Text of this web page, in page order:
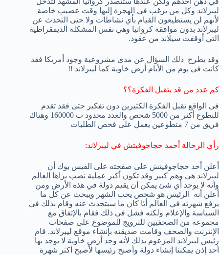
ليبرلاند وكل من يرغب في الهجرة إليها وقت عصيب خاصة
لأنهم لن يستطيعون القيام بأي نشاطات ولا حتى التحدث عن
ليبرلاند بدون موافقة كرواتيا وهي نفس المشكلة الديمقراطية
التي أوقفت سيلاند من عقود.
وقد يطرح ذلك السؤال عن مدى مشروعية وجود أمريكا فقد
كانت في يوم من الأيام أرض خاوية كما ليبرلاند !!
كم عدد من قد يتقبل الفكرة؟؟
في الواقع تقبل الفكرة الكثيرين دون تفكير حتى فقد تقدم
للتطوع أكثر من 5000 شخص والعدد محدود ب 160000 وهناك
فريق من 7 متطوعين يعمل على فحص الطلبات
رأي الرحالة أحمد حجاجوفيتش في ليبرلاند:
أعلن أحد حجاجوفيتش على صفحته على الفيس بوك أن
ليبرلاند هي وهم كبير وقد تكون أكبر عملية نصب يراها العالم
وأنه لا يوجد أي شئ يمكن أن يقيم دولة في هذه الأرض ومن
أعلن أنه الرئيس هو شخص يحب الشهر ويبحث عن كل ما
يرفع شهرته في العالم أيًا كان ما سيتحدث عنه وقام بذلك في
السياسة والإعلام ولكنه فشل في ذلك فقام بالإتفاق مع
مجموعة من الصحفيين للترويج للموضوع على صفحات
الإنترنت والصحف وقامت صديقته بإنشاء موقع ليبرلاند. قام
رئيس ليبرلاند المزعوم بذلك لأنه وجد أرض خاوية لا يوجد بها
أحد إذن يمكننا إنشاء دولة وأصبح رئيسها لأصبح أكثر شهرة